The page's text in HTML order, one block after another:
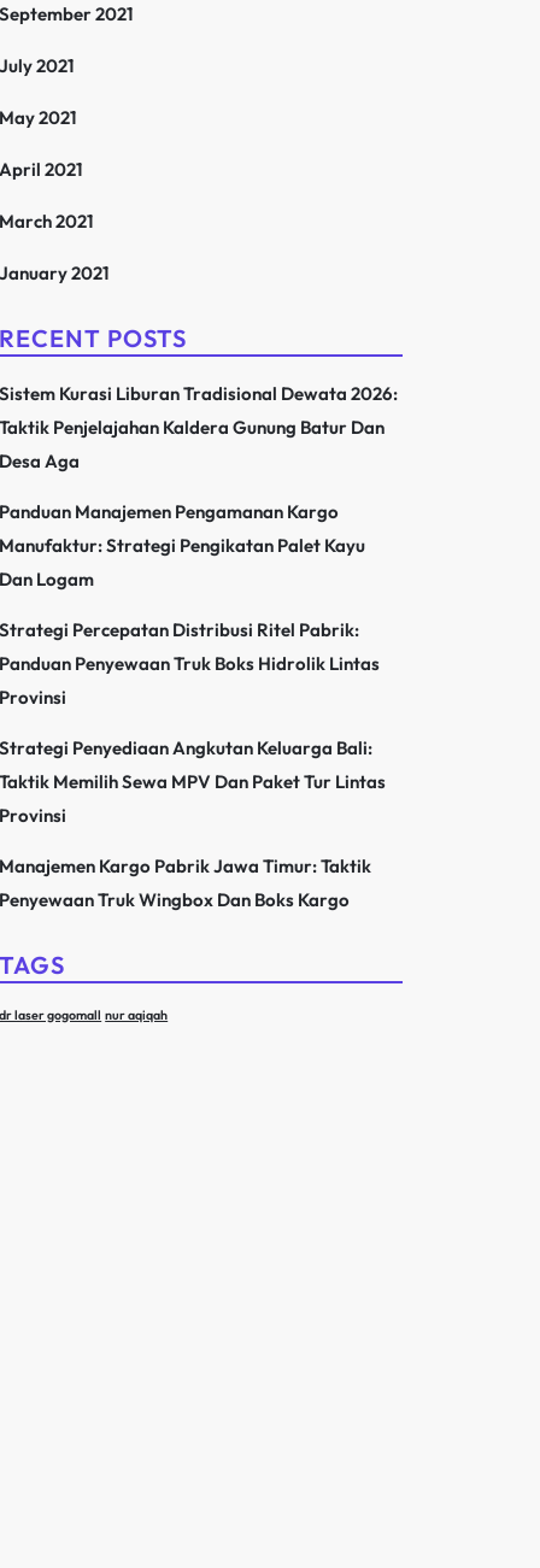
September 2021
July 2021
May 2021
April 2021
March 2021
January 2021
RECENT POSTS
Sistem Kurasi Liburan Tradisional Dewata 2026:
Taktik Penjelajahan Kaldera Gunung Batur Dan
Desa Aga
Panduan Manajemen Pengamanan Kargo
Manufaktur: Strategi Pengikatan Palet Kayu
Dan Logam
Strategi Percepatan Distribusi Ritel Pabrik:
Panduan Penyewaan Truk Boks Hidrolik Lintas
Provinsi
Strategi Penyediaan Angkutan Keluarga Bali:
Taktik Memilih Sewa MPV Dan Paket Tur Lintas
Provinsi
Manajemen Kargo Pabrik Jawa Timur: Taktik
Penyewaan Truk Wingbox Dan Boks Kargo
TAGS
dr laser gogomall nur aqiqah